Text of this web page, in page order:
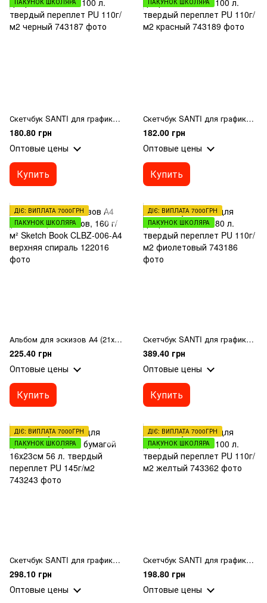
ПАКУНОК ШКОЛЯРА
Скетчбук SANTI для графики 12х12см 100 л. твердый переплет PU 110г/м2 черный
180.80 грн
Оптовые цены
Купить
ПАКУНОК ШКОЛЯРА
Скетчбук SANTI для графики 12х12см 100 л. твердый переплет PU 110г/м2 красный
182.00 грн
Оптовые цены
Купить
ДІЄ: ВИПЛАТА 7000ГРН
ПАКУНОК ШКОЛЯРА
Альбом для эскизов А4 (21х29см) 60листов, 160 г/м² Sketch Book CLBZ-006-А4 верхняя спираль
225.40 грн
Оптовые цены
Купить
ДІЄ: ВИПЛАТА 7000ГРН
ПАКУНОК ШКОЛЯРА
Скетчбук SANTI для графики 16х23см 80 л. твердый переплет PU 110г/м2 фиолетовый
389.40 грн
Оптовые цены
Купить
ДІЄ: ВИПЛАТА 7000ГРН
ПАКУНОК ШКОЛЯРА
Скетчбук SANTI для графики с черной бумагой 16х23см 56 л. твердый переплет PU 145г/м2
298.10 грн
Оптовые цены
ДІЄ: ВИПЛАТА 7000ГРН
ПАКУНОК ШКОЛЯРА
Скетчбук SANTI для графики 12x12см 100 л. твердый переплет PU 110г/м2 желтый
198.80 грн
Оптовые цены